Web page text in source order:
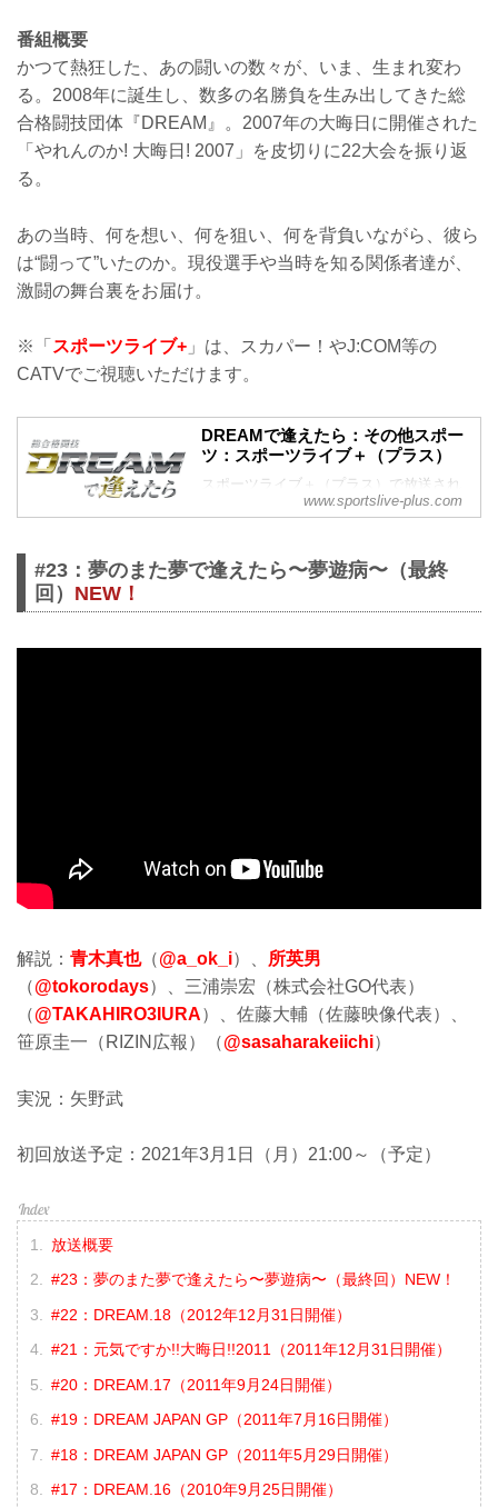
番組概要
かつて熱狂した、あの闘いの数々が、いま、生まれ変わ
る。2008年に誕生し、数多の名勝負を生み出してきた総
合格闘技団体『DREAM』。2007年の大晦日に開催された
「やれんのか! 大晦日! 2007」を皮切りに22大会を振り返
る。
あの当時、何を想い、何を狙い、何を背負いながら、彼ら
は“闘って”いたのか。現役選手や当時を知る関係者達が、
激闘の舞台裏をお届け。
※「 スポーツライブ+ 」は、スカパー！やJ:COM等の
CATVでご視聴いただけます。
DREAMで逢えたら：その他スポー
ツ：スポーツライブ＋（プラス）
スポーツライブ＋（プラス）で放送され
る「DREAMで逢えたら」番組の紹介ペー
www.sportslive-plus.com
#23：夢のまた夢で逢えたら〜夢遊病〜（最終
回） NEW！
解説： 青木真也（@a_ok_i）、 所英男
（@tokorodays）、三浦崇宏（株式会社GO代表）
（@TAKAHIRO3IURA）、佐藤大輔（佐藤映像代表）、
笹原圭一（RIZIN広報）（@sasaharakeiichi）
実況：矢野武
初回放送予定：2021年3月1日（月）21:00～（予定）
放送概要
#23：夢のまた夢で逢えたら〜夢遊病〜（最終回）NEW！
#22：DREAM.18（2012年12月31日開催）
#21：元気ですか!!大晦日!!2011（2011年12月31日開催）
#20：DREAM.17（2011年9月24日開催）
#19：DREAM JAPAN GP（2011年7月16日開催）
#18：DREAM JAPAN GP（2011年5月29日開催）
#17：DREAM.16（2010年9月25日開催）